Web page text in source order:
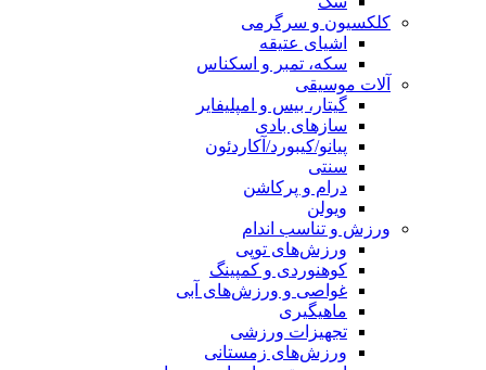
کلکسیون و سرگرمی
اشیای عتیقه
سکه، تمبر و اسکناس
آلات موسیقی
گیتار، بیس و امپلیفایر
سازهای بادی
پیانو/کیبورد/آکاردئون
سنتی
درام و پرکاشن
ویولن
ورزش و تناسب اندام
ورزش‌های توپی
کوهنوردی و کمپینگ
غواصی و ورزش‌های آبی
ماهیگیری
تجهیزات ورزشی
ورزش‌های زمستانی